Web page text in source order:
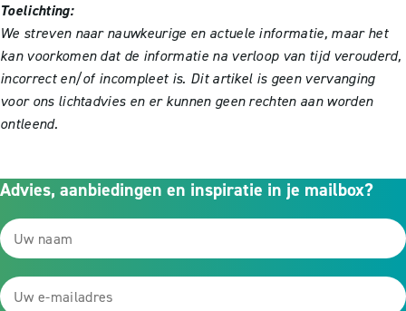
Toelichting:
We streven naar nauwkeurige en actuele informatie, maar het
kan voorkomen dat de informatie na verloop van tijd verouderd,
incorrect en/of incompleet is. Dit artikel is geen vervanging
voor ons lichtadvies en er kunnen geen rechten aan worden
ontleend.
Advies, aanbiedingen en inspiratie in je mailbox?